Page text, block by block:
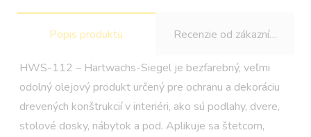
Siegel
Popis produktu Recenzie od zákazníkov
HWS-112 – Hartwachs-Siegel je bezfarebný, veľmi
odolný olejový produkt určený pre ochranu a dekoráciu
drevených konštrukcií v interiéri, ako sú podlahy, dvere,
stolové dosky, nábytok a pod. Aplikuje sa štetcom,